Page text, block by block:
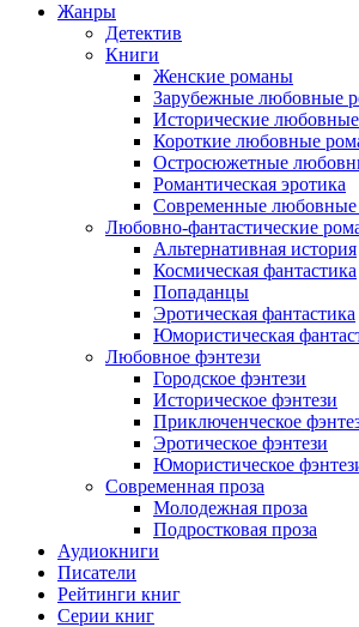
Жанры
Детектив
Книги
Женские романы
Зарубежные любовные
Исторические
Короткие любовные
Остросюжетные
Романтическая эротика
Современные
Любовно-фантастические
Альтернативная история
Космическая фантастика
Попаданцы
Эротическая фантастика
Юмористическая
Любовное фэнтези
Городское фэнтези
Историческое фэнтези
Приключенческое
Эротическое фэнтези
Юмористическое
Современная проза
Молодежная проза
Подростковая проза
Аудиокниги
Писатели
Рейтинги книг
Серии книг